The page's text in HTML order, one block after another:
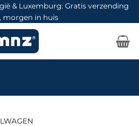
& Luxemburg: Gratis verzending
morgen in huis